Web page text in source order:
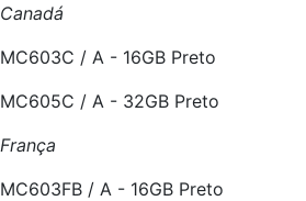
Canadá
MC603C / A - 16GB Preto
MC605C / A - 32GB Preto
França
MC603FB / A - 16GB Preto